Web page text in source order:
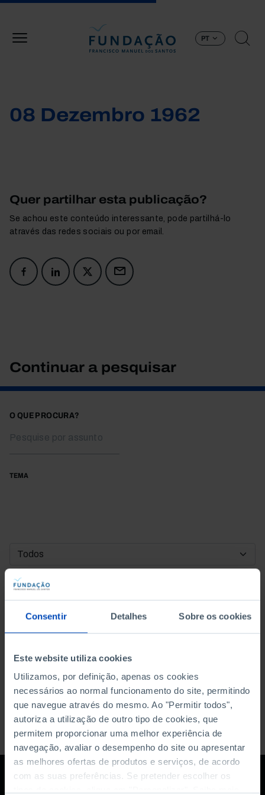
Consentir Detalhes Sobre os cookies
Este website utiliza cookies
Utilizamos, por definição, apenas os cookies
necessários ao normal funcionamento do site, permitindo
que navegue através do mesmo. Ao "Permitir todos",
autoriza a utilização de outro tipo de cookies, que
permitem proporcionar uma melhor experiência de
navegação, avaliar o desempenho do site ou apresentar
as melhores ofertas de produtos e serviços, de acordo
com as suas preferências. Se pretender escolher os
PT
08 Dezembro 1962
Quer partilhar esta publicação?
Se achou este conteúdo interessante, pode partilhá-lo
através das redes sociais ou por email.
Continuar a pesquisar
O QUE PROCURA?
TEMA
DATA DE INÍCIO
DATA DE FIM